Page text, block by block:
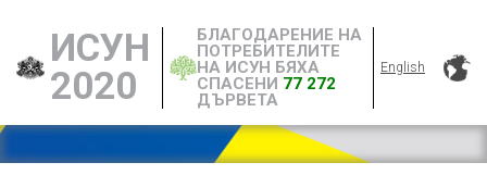
ИСУН
2020
БЛАГОДАРЕНИЕ НА
ПОТРЕБИТЕЛИТЕ
НА ИСУН БЯХА
СПАСЕНИ 77 272
ДЪРВЕТА
English